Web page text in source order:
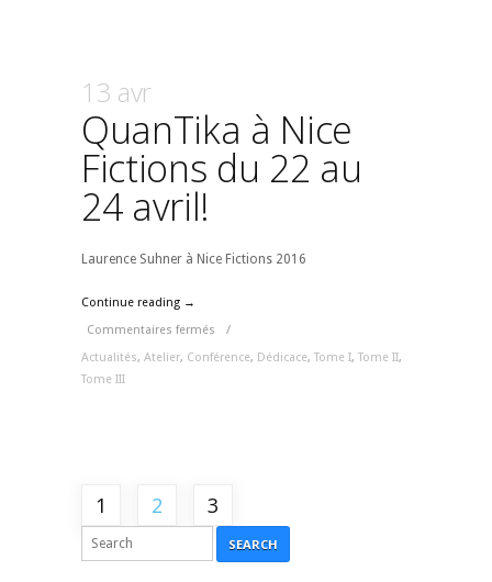
13 avr
QuanTika à Nice
Fictions du 22 au
24 avril!
Laurence Suhner à Nice Fictions 2016
Continue reading →
Commentaires fermés
/
Actualités, Atelier, Conférence, Dédicace, Tome I, Tome II,
Tome III
1 2 3
SEARCH